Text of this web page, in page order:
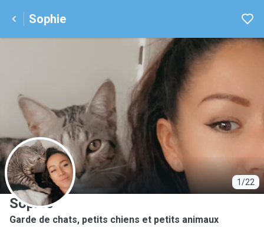
Sophie
1/22
S
Sophie
Garde de chats, petits chiens et petits animaux